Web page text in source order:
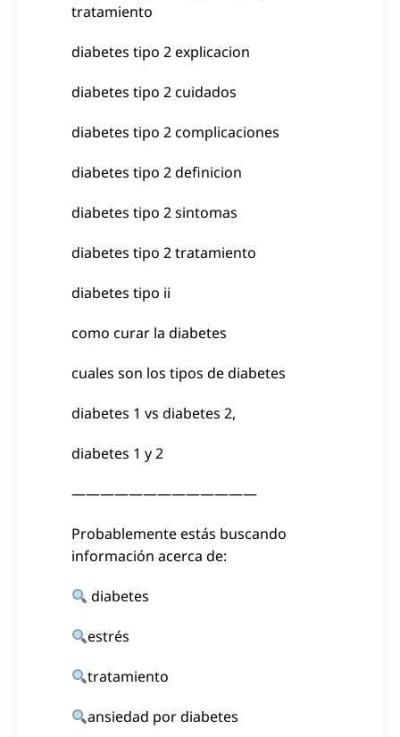
tratamiento
diabetes tipo 2 explicacion
diabetes tipo 2 cuidados
diabetes tipo 2 complicaciones
diabetes tipo 2 definicion
diabetes tipo 2 sintomas
diabetes tipo 2 tratamiento
diabetes tipo ii
como curar la diabetes
cuales son los tipos de diabetes
diabetes 1 vs diabetes 2,
diabetes 1 y 2
—————————————
Probablemente estás buscando
información acerca de:
diabetes
estrés
tratamiento
ansiedad por diabetes